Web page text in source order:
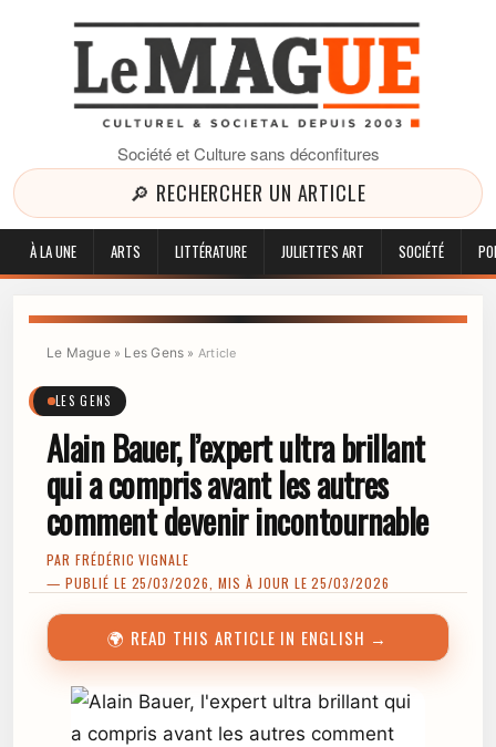
Société et Culture sans déconfitures
🔎 RECHERCHER UN ARTICLE
À LA UNE ARTS LITTÉRATURE JULIETTE'S ART SOCIÉTÉ
Le Mague» Les Gens » Article
LES GENS
Alain Bauer, l’expert ultra brillant
qui a compris avant les autres
comment devenir incontournable
PAR FRÉDÉRIC VIGNALE
— PUBLIÉ LE 25/03/2026, MIS À JOUR LE 25/03/2026
🌍 READ THIS ARTICLE IN ENGLISH →